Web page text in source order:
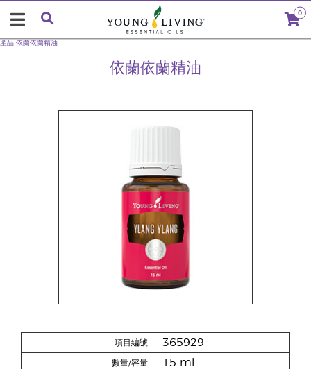
0
依蘭依蘭精油
產品 依蘭依蘭精油
項目編號 365929
數量/容量 15 ml